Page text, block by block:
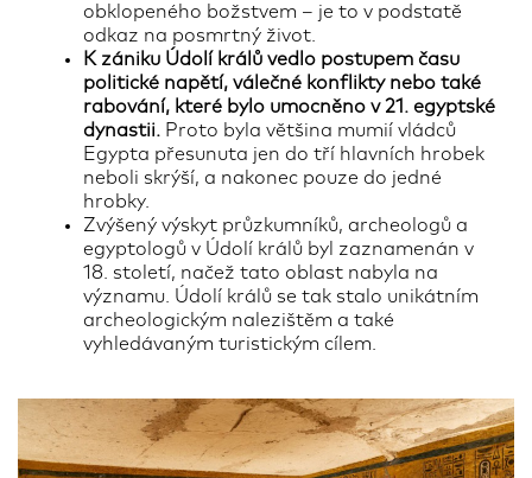
obklopeného božstvem – je to v podstatě
odkaz na posmrtný život.
K zániku Údolí králů vedlo postupem času
politické napětí, válečné konflikty nebo také
rabování, které bylo umocněno v 21. egyptské
dynastii. Proto byla většina mumií vládců
Egypta přesunuta jen do tří hlavních hrobek
neboli skrýší, a nakonec pouze do jedné
hrobky.
Zvýšený výskyt průzkumníků, archeologů a
egyptologů v Údolí králů byl zaznamenán v
18. století, načež tato oblast nabyla na
významu. Údolí králů se tak stalo unikátním
archeologickým nalezištěm a také
vyhledávaným turistickým cílem.